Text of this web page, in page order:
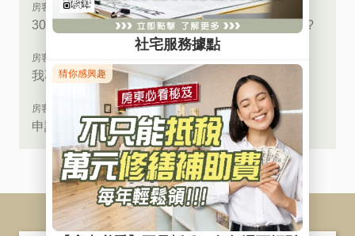
房客必讀
300億中央擴大補貼結果陸續出爐，您領到錢了嗎?
房客必讀
我不是特殊身分，可以申請租屋補貼嗎？
房客必讀
申請租金補貼x加入社宅必看！符合條件大揭密！